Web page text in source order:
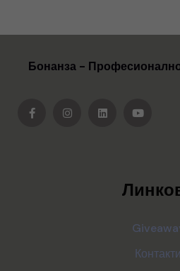
Бонанза -
Контакти